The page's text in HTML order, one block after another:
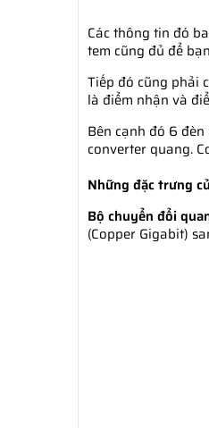
Các thông tin đó
tem cũng đủ để
Tiếp đó cũng phải
là điểm nhận và
Bên cạnh đó 6
converter quang.
Những đặc trưng
Bộ chuyển đổi
(Copper Gigabit)